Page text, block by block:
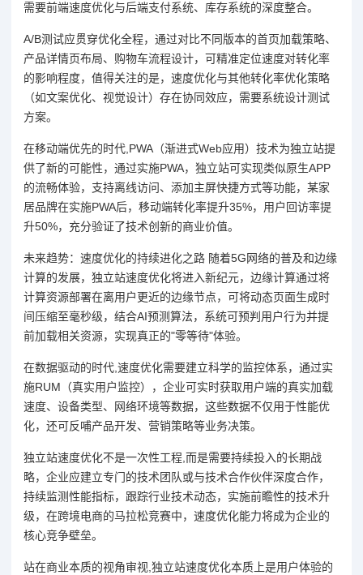
需要前端速度优化与后端支付系统、库存系统的深度整合。
A/B测试应贯穿优化全程，通过对比不同版本的首页加载策略、
产品详情页布局、购物车流程设计，可精准定位速度对转化率
的影响程度，值得关注的是，速度优化与其他转化率优化策略
（如文案优化、视觉设计）存在协同效应，需要系统设计测试
方案。
在移动端优先的时代,PWA（渐进式Web应用）技术为独立站提
供了新的可能性，通过实施PWA，独立站可实现类似原生APP
的流畅体验，支持离线访问、添加主屏快捷方式等功能，某家
居品牌在实施PWA后，移动端转化率提升35%，用户回访率提
升50%，充分验证了技术创新的商业价值。
未来趋势：速度优化的持续进化之路 随着5G网络的普及和边缘
计算的发展，独立站速度优化将进入新纪元，边缘计算通过将
计算资源部署在离用户更近的边缘节点，可将动态页面生成时
间压缩至毫秒级，结合AI预测算法，系统可预判用户行为并提
前加载相关资源，实现真正的"零等待"体验。
在数据驱动的时代,速度优化需要建立科学的监控体系，通过实
施RUM（真实用户监控），企业可实时获取用户端的真实加载
速度、设备类型、网络环境等数据，这些数据不仅用于性能优
化，还可反哺产品开发、营销策略等业务决策。
独立站速度优化不是一次性工程,而是需要持续投入的长期战
略，企业应建立专门的技术团队或与技术合作伙伴深度合作，
持续监测性能指标，跟踪行业技术动态，实施前瞻性的技术升
级，在跨境电商的马拉松竞赛中，速度优化能力将成为企业的
核心竞争壁垒。
站在商业本质的视角审视,独立站速度优化本质上是用户体验的